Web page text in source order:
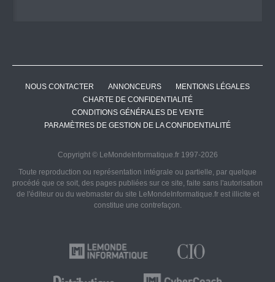
NOUS CONTACTER ANNONCEURS
MENTIONS LÉGALES
CHARTE DE CONFIDENTIALITÉ
CONDITIONS GÉNÉRALES DE VENTE
PARAMÈTRES DE GESTION DE LA CONFIDENTIALITÉ
Copyright © LeMondeInformatique.fr 1997-2026
Toute reproduction ou représentation intégrale ou partielle, par quelque
procédé que ce soit, des pages publiées sur ce site, faite sans l'autorisation
de l'éditeur ou du webmaster du site LeMondeInformatique.fr est illicite et
constitue une contrefaçon.